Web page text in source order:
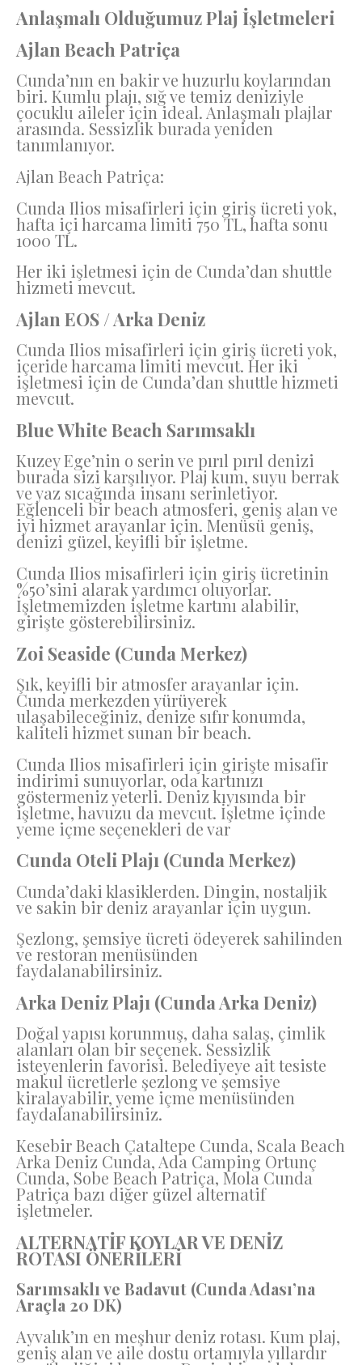
Anlaşmalı Olduğumuz Plaj İşletmeleri
Ajlan Beach Patriça
Cunda’nın en bakir ve huzurlu koylarından
biri. Kumlu plajı, sığ ve temiz deniziyle
çocuklu aileler için ideal. Anlaşmalı plajlar
arasında. Sessizlik burada yeniden
tanımlanıyor.
Ajlan Beach Patriça:
Cunda Ilios misafirleri için giriş ücreti yok,
hafta içi harcama limiti 750 TL, hafta sonu
1000 TL.
Her iki işletmesi için de Cunda’dan shuttle
hizmeti mevcut.
Ajlan EOS / Arka Deniz
Cunda Ilios misafirleri için giriş ücreti yok,
içeride harcama limiti mevcut. Her iki
işletmesi için de Cunda’dan shuttle hizmeti
mevcut.
Blue White Beach Sarımsaklı
Kuzey Ege’nin o serin ve pırıl pırıl denizi
burada sizi karşılıyor. Plaj kum, suyu berrak
ve yaz sıcağında insanı serinletiyor.
Eğlenceli bir beach atmosferi, geniş alan ve
iyi hizmet arayanlar için. Menüsü geniş,
denizi güzel, keyifli bir işletme.
Cunda Ilios misafirleri için giriş ücretinin
%50’sini alarak yardımcı oluyorlar.
İşletmemizden işletme kartını alabilir,
girişte gösterebilirsiniz.
Zoi Seaside (Cunda Merkez)
Şık, keyifli bir atmosfer arayanlar için.
Cunda merkezden yürüyerek
ulaşabileceğiniz, denize sıfır konumda,
kaliteli hizmet sunan bir beach.
Cunda Ilios misafirleri için girişte misafir
indirimi sunuyorlar, oda kartınızı
göstermeniz yeterli. Deniz kıyısında bir
işletme, havuzu da mevcut. İşletme içinde
yeme içme seçenekleri de var
Cunda Oteli Plajı (Cunda Merkez)
Cunda’daki klasiklerden. Dingin, nostaljik
ve sakin bir deniz arayanlar için uygun.
Şezlong, şemsiye ücreti ödeyerek sahilinden
ve restoran menüsünden
faydalanabilirsiniz.
Arka Deniz Plajı (Cunda Arka Deniz)
Doğal yapısı korunmuş, daha salaş, çimlik
alanları olan bir seçenek. Sessizlik
isteyenlerin favorisi. Belediyeye ait tesiste
makul ücretlerle şezlong ve şemsiye
kiralayabilir, yeme içme menüsünden
faydalanabilirsiniz.
Kesebir Beach Çataltepe Cunda, Scala Beach
Arka Deniz Cunda, Ada Camping Ortunç
Cunda, Sobe Beach Patriça, Mola Cunda
Patriça bazı diğer güzel alternatif
işletmeler.
ALTERNATİF KOYLAR VE DENİZ
ROTASI ÖNERİLERİ
Sarımsaklı ve Badavut (Cunda Adası’na
Araçla 20 DK)
Ayvalık’ın en meşhur deniz rotası. Kum plaj,
geniş alan ve aile dostu ortamıyla yıllardır